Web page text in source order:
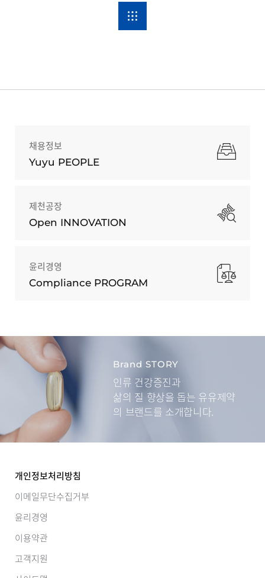
채용정보
Yuyu PEOPLE
제천공장
Open INNOVATION
윤리경영
Compliance PROGRAM
Brand STORY
인류 건강증진과
삶의 질 향상을 돕는 유유제약
의 브랜드를 소개합니다.
개인정보처리방침
이메일무단수집거부
윤리경영
이용약관
고객지원